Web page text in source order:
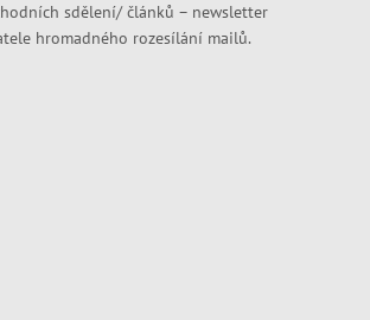
sdělení/ článků – newsletter
hromadného rozesílání mailů.